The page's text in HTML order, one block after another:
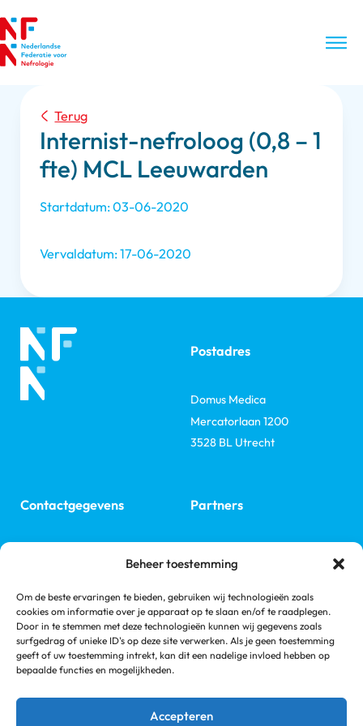
Beheer toestemming
Om de beste ervaringen te bieden, gebruiken wij technologieën zoals
cookies om informatie over je apparaat op te slaan en/of te raadplegen.
Door in te stemmen met deze technologieën kunnen wij gegevens zoals
surfgedrag of unieke ID's op deze site verwerken. Als je geen toestemming
geeft of uw toestemming intrekt, kan dit een nadelige invloed hebben op
bepaalde functies en mogelijkheden.
Accepteren
Terug
Internist-nefroloog (0,8 – 1
fte) MCL Leeuwarden
Startdatum: 03-06-2020
Vervaldatum: 17-06-2020
Postadres
Domus Medica
Mercatorlaan 1200
3528 BL Utrecht
Contactgegevens
Volg ons
Linkedin
Partners
ISN
Nefrovisie
Links
NVN
Nieren.nl